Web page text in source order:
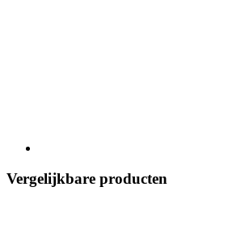
Vergelijkbare producten